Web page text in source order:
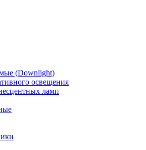
(Downlight)
освещения
ламп